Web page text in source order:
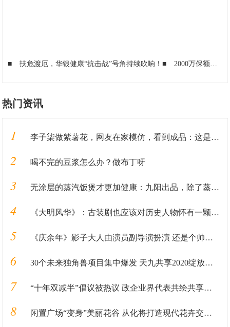
■ 扶危渡厄，华银健康“抗击战”号角持续吹响！■ 2000万保额守护员工|你们守护天使，雅斯特酒店集团守护你们
热门资讯
1 李子柒做紫薯花，网友在家模仿，看到成品：这是有毒？
2 喝不完的豆浆怎么办？做布丁呀
3 无涂层的蒸汽饭煲才更加健康：九阳出品，除了蒸米饭还能做汽锅鸡
4 《大明风华》：古装剧也应该对历史人物怀有一颗敬畏之心
5 《庆余年》影子大人由演员副导演扮演 还是个帅气90后小伙
6 30个未来独角兽项目集中爆发 天九共享2020绽放开门红
7 “十年双减半”倡议被热议 政企业界代表共绘共享经济蓝图
8 闲置广场“变身”美丽花谷 从化将打造现代花卉交易中心